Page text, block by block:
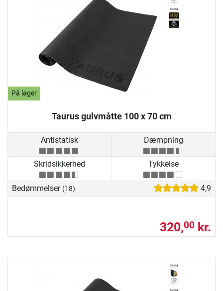
På lager
Taurus gulvmåtte 100 x 70 cm
Antistatisk Dæmpning
Skridsikkerhed Tykkelse
Bedømmelser (18) 4,9
320,00 kr.